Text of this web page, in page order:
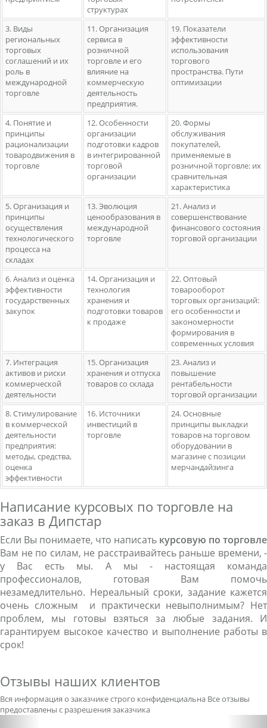
структурах
3. Виды
региональных
торговых
соглашений и их
роль в
международной
торговле
11. Организация
сервиса в
розничной
торговле и его
влияние на
коммерческую
деятельность
предприятия.
19. Показатели
эффективности
использования
торгового
пространства. Пути
оптимизации
4. Понятие и
принципы
рационализации
товародвижения в
торговле
12. Особенности
организации
подготовки кадров
в интегрированной
торговой
организации
20. Формы
обслуживания
покупателей,
применяемые в
розничной торговле: их
сравнительная
характеристика
5. Организация и
принципы
осуществления
технологического
процесса на
складах
13. Эволюция
ценообразования в
международной
торговле
21. Анализ и
совершенствование
финансового состояния
торговой организации
6. Анализ и оценка
эффективности
государственных
закупок
14. Организация и
технология
хранения и
подготовки товаров
к продаже
22. Оптовый
товарооборот
торговых организаций:
его особенности и
закономерности
формирования в
современных условия
7. Интеграция
активов и риски
коммерческой
деятельности
15. Организация
хранения и отпуска
товаров со склада
23. Анализ и
повышение
рентабельности
торговой организации
8. Стимулирование
в коммерческой
деятельности
предприятия:
методы, средства,
оценка
эффективности
16. Источники
инвестиций в
торговле
24. Основные
принципы выкладки
товаров на торговом
оборудовании в
магазине с позиции
мерчандайзинга
Написание курсовых по торговле на
заказ в Дипстар
Если Вы понимаете, что написать курсовую по торговле
Вам не по силам, не расстраивайтесь раньше времени, -
у Вас есть мы. А мы - настоящая команда
профессионалов, готовая Вам помочь
незамедлительно. Нереальный сроки, задание кажется
очень сложным и практически невыполнимым? Нет
проблем, мы готовы взяться за любые задания. И
гарантируем высокое качество и выполнение работы в
срок!
Отзывы наших клиентов
Вся информация о заказчике строго конфиденциальна Все отзывы
предоставлены с разрешения заказчика